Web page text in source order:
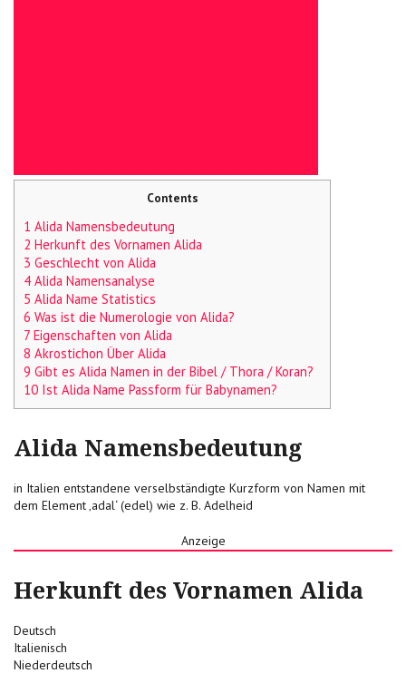
Contents
1 Alida Namensbedeutung
2 Herkunft des Vornamen Alida
3 Geschlecht von Alida
4 Alida Namensanalyse
5 Alida Name Statistics
6 Was ist die Numerologie von Alida?
7 Eigenschaften von Alida
8 Akrostichon Über Alida
9 Gibt es Alida Namen in der Bibel / Thora / Koran?
10 Ist Alida Name Passform für Babynamen?
Alida Namensbedeutung
in Italien entstandene verselbständigte Kurzform von Namen mit
dem Element ‚adal‘ (edel) wie z. B. Adelheid
Anzeige
Herkunft des Vornamen Alida
Deutsch
Italienisch
Niederdeutsch